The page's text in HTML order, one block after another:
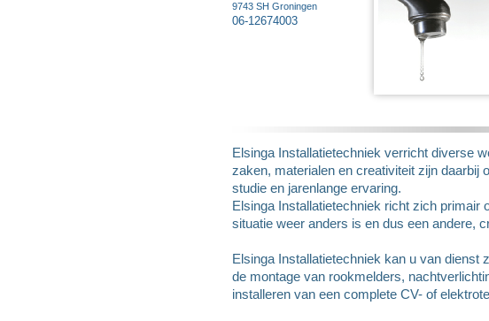
9743 SH Groningen
06-12674003
Elsinga Installatietechniek verricht diverse
zaken, materialen en creativiteit zijn daarbij
studie en jarenlange ervaring.
Elsinga Installatietechniek richt zich primair
situatie weer anders is en dus een andere,
Elsinga Installatietechniek kan u van dienst
de montage van rookmelders,
installeren van een complete CV- of